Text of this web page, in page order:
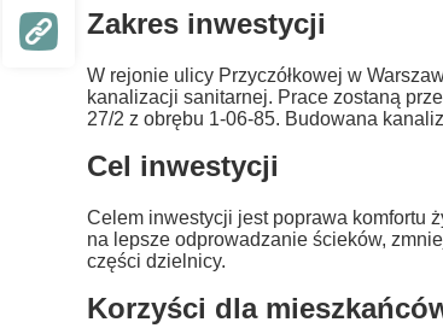
Zakres inwestycji
W rejonie ulicy Przyczółkowej w
kanalizacji sanitarnej. Prace zostaną
27/2 z obrębu 1-06-85. Budowana
Cel inwestycji
Celem inwestycji jest poprawa komfortu
na lepsze odprowadzanie ścieków,
części dzielnicy.
Korzyści dla